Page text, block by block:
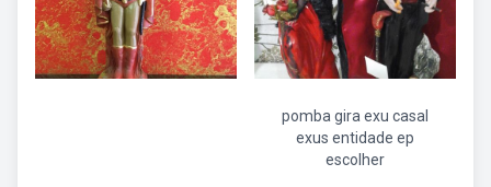
pomba gira exu casal
exus entidade ep
escolher